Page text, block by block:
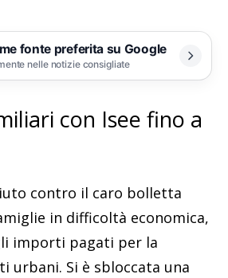
fonte preferita su Google
nelle notizie consigliate
con Isee fino a
contro il caro bolletta
in difficoltà economica,
importi pagati per la
urbani. Si è sbloccata una